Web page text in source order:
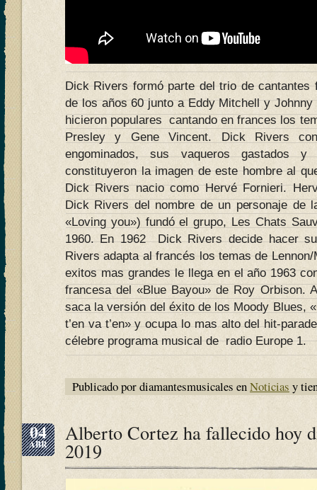
Dick Rivers formó parte del trio de cantantes
de los años 60 junto a Eddy Mitchell y
hicieron populares cantando en frances los
Presley y Gene Vincent. Dick Rivers
engominados, sus vaqueros gastados
constituyeron la imagen de este hombre al
Dick Rivers nacio como Hervé Fornieri.
Dick Rivers del nombre de un personaje de
«Loving you») fundó el grupo, Les Chats
1960. En 1962 Dick Rivers decide hacer
Rivers adapta al francés los temas de
exitos mas grandes le llega en el año 1963
francesa del «Blue Bayou» de Roy Orbison.
saca la versión del éxito de los Moody Blues,
t’en va t’en» y ocupa lo mas alto del hit-
célebre programa musical de radio Europe 1.
Publicado por diamantesmusicales enNoticias y
04
ABR Alberto Cortez ha fallecido hoy
2019